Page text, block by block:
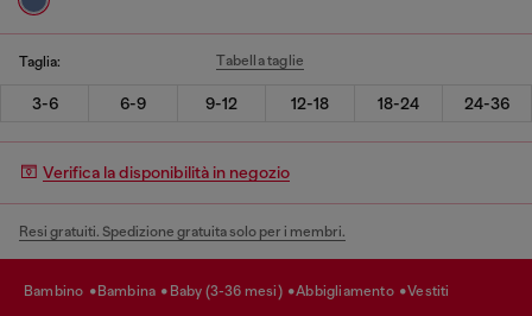
Taglia: Tabella taglie
3-6 6-9 9-12 12-18 18-24 24-36
Verifica la disponibilità in negozio
Resi gratuiti. Spedizione gratuita solo per i membri.
bambino bambina baby (3-36 mesi) abbigliamento vestiti